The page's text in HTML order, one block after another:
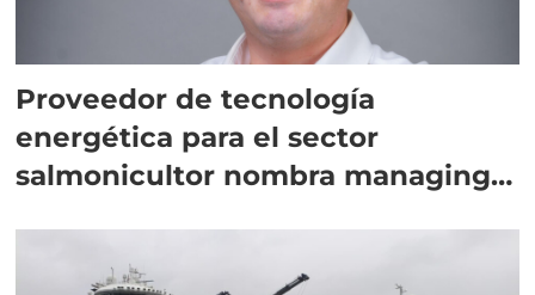
Proveedor de tecnología
energética para el sector
salmonicultor nombra managing